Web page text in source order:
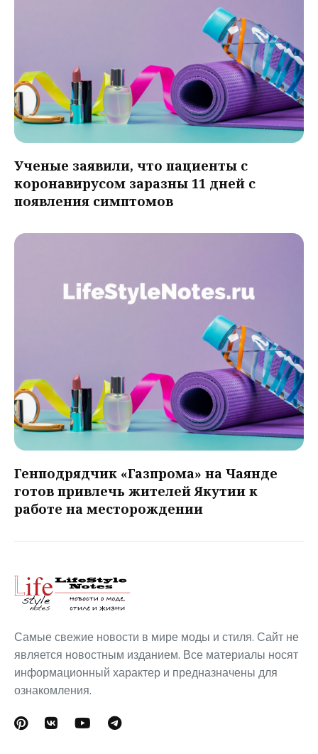
Ученые заявили, что пациенты с
коронавирусом заразны 11 дней с
появления симптомов
Генподрядчик «Газпрома» на Чаянде
готов привлечь жителей Якутии к
работе на месторождении
Самые свежие новости в мире моды и стиля. Сайт не
является новостным изданием. Все материалы носят
информационный характер и предназначены для
ознакомления.